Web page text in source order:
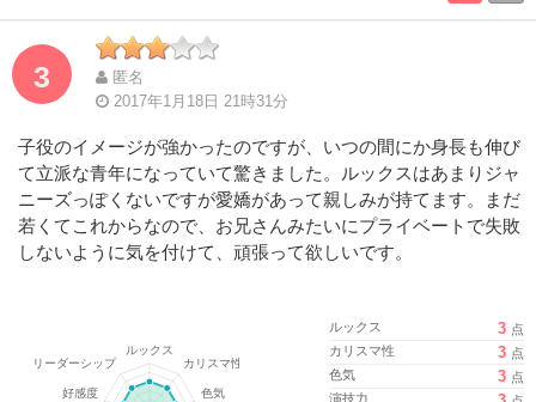
3
匿名
2017年1月18日 21時31分
子役のイメージが強かったのですが、いつの間にか身長も伸び
て立派な青年になっていて驚きました。ルックスはあまりジャ
ニーズっぽくないですが愛嬌があって親しみが持てます。まだ
若くてこれからなので、お兄さんみたいにプライベートで失敗
しないように気を付けて、頑張って欲しいです。
ルックス 3 点
カリスマ性
3 点
色気
3 点
演技力